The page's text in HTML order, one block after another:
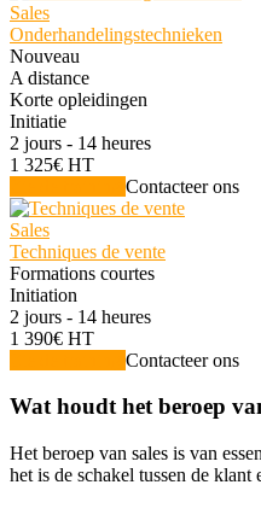
Sales
Onderhandelingstechnieken
Nouveau
A distance
Korte opleidingen
Initiatie
2 jours - 14 heures
1 325€ HT
Contacteer ons
Sales
Techniques de vente
Formations courtes
Initiation
2 jours - 14 heures
1 390€ HT
Contacteer ons
Wat houdt het beroep
Het beroep van sales is van
het is de schakel tussen de klant